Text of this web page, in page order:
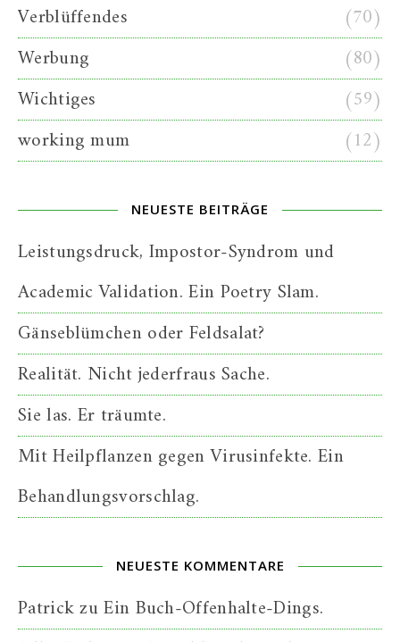
Verblüffendes
(70)
Werbung
(80)
Wichtiges
(59)
working mum
(12)
NEUESTE BEITRÄGE
Leistungsdruck, Impostor-Syndrom und
Academic Validation. Ein Poetry Slam.
Gänseblümchen oder Feldsalat?
Realität. Nicht jederfraus Sache.
Sie las. Er träumte.
Mit Heilpflanzen gegen Virusinfekte. Ein
Behandlungsvorschlag.
NEUESTE KOMMENTARE
PatrickzuEin Buch-Offenhalte-Dings.